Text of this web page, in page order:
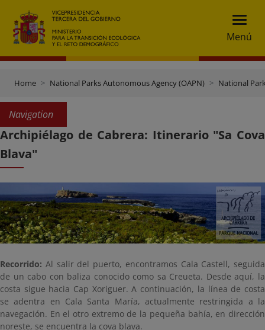
Menú
Home National Parks Autonomous Agency (OAPN) National
Navigation
Archipiélago de Cabrera: Itinerario "Sa Cova
Blava"
Recorrido: Al salir del puerto, encontramos Cala Castell, seguida
de un cabo con baliza conocido como sa Creueta. Desde aquí, la
costa sigue hacia Cap Xoriguer. A continuación, la línea de costa
se adentra en Cala Santa María, actualmente restringida a la
navegación. En el otro extremo de la pequeña bahía, en dirección
noreste, se encuentra la cova blava.